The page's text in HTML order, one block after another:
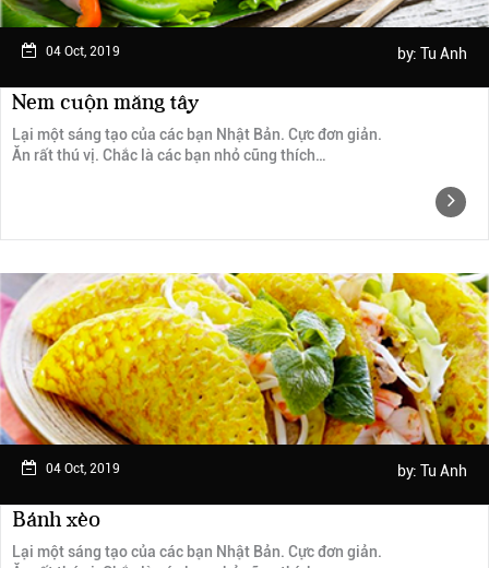
04 Oct, 2019 by: Tu Anh
Nem cuộn măng tây
Lại một sáng tạo của các bạn Nhật Bản. Cực đơn giản.
Ăn rất thú vị. Chắc là các bạn nhỏ cũng thích…
04 Oct, 2019 by: Tu Anh
Bánh xèo
Lại một sáng tạo của các bạn Nhật Bản. Cực đơn giản.